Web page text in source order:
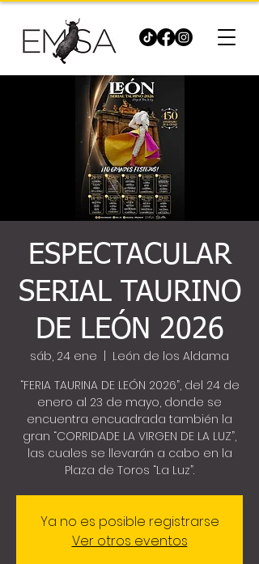
ESPECTACULAR
SERIAL TAURINO
DE LEÓN 2026
sáb, 24 ene
León de los Aldama
“FERIA TAURINA DE LEÓN 2026”, del 24 de
enero al 23 de mayo, donde se
encuentra encuadrada también la
gran “CORRIDADE LA VIRGEN DE LA LUZ”,
las cuales se llevarán a cabo en la
Plaza de Toros “La Luz”.
Ya no es posible registrarse
Ver otros eventos